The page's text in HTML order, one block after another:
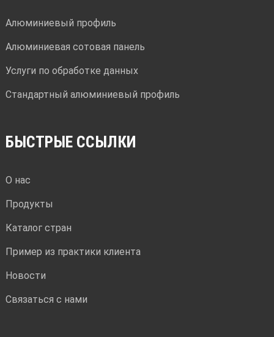
Алюминиевый профиль
Алюминиевая сотовая панель
Услуги по обработке данных
Стандартный алюминиевый профиль
БЫСТРЫЕ ССЫЛКИ
О нас
Продукты
Каталог стран
Пример из практики клиента
Новости
Связаться с нами